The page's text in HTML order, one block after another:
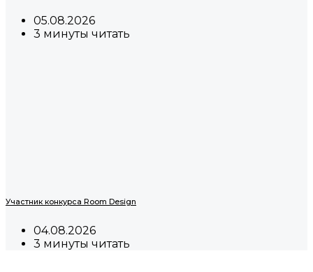
05.08.2026
3 минуты читать
Участник конкурса Room Design
04.08.2026
3 минуты читать